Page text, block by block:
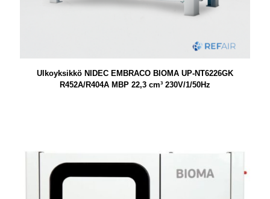
Ulkoyksikkö NIDEC EMBRACO BIOMA UP-NT6226GK
R452A/R404A MBP 22,3 cm³ 230V/1/50Hz